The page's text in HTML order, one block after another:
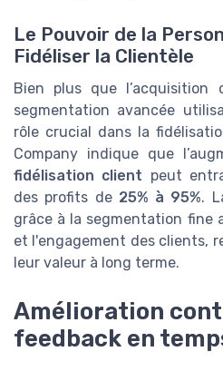
Le Pouvoir de la
Fidéliser la Clientèle
Bien plus que l’acquisition
segmentation avancée
rôle crucial dans la
Company indique que
fidélisation client peut
des profits de 25% à 95%.
grâce à la segmentation fine
et l'engagement des clients,
leur valeur à long terme.
Amélioration
feedback en